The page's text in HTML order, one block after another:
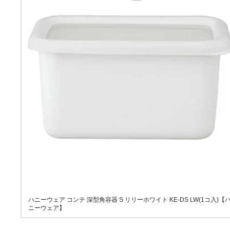
ハニーウェア コンテ 深型角容器 S リリーホワイト KE-DS LW(1コ入)【
ニーウェア】